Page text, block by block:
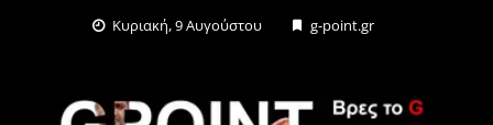
Κυριακή, 9 Αυγούστου g-point.gr